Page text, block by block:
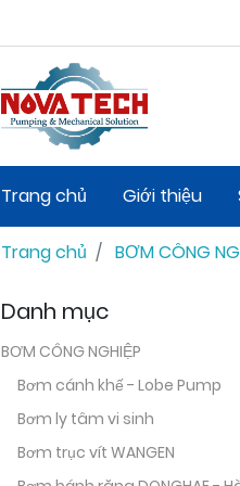
Trang chủ Giới thiệu
Trang chủ BƠM CÔNG
Danh mục
BƠM CÔNG NGHIỆP
Bơm cánh khế - Lobe Pump
Bơm ly tâm vi sinh
Bơm trục vít WANGEN